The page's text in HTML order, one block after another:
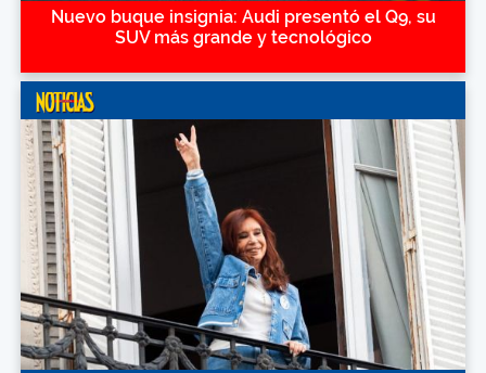
Nuevo buque insignia: Audi presentó el Q9, su
SUV más grande y tecnológico